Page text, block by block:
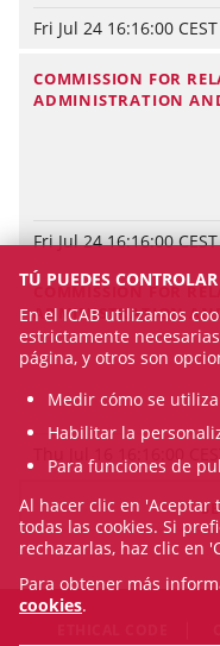
Fri Jul 24 16:16:00
COMMISSION FOR
ADMINISTRATION
Fri Jul 24 16:16:00
COMMISSION FOR
ADMINISTRATION
Thu Jul 16 16:16:00
TÚ PUEDES
En el ICAB utilizamos
estrictamente
página, y otros son
Medir cómo se
Habilitar la
Para funciones de
Al hacer clic en 'Aceptar
todas las cookies. Si
rechazarlas, haz clic en
Para obtener más
cookies.